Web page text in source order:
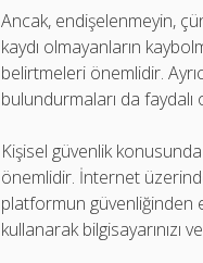
Ancak, endişelenmeyin,
kaydı olmayanların
belirtmeleri önemlidir.
bulundurmaları da faydalı
Kişisel güvenlik
önemlidir. İnternet
platformun güvenliğinden
kullanarak bilgisayarınızı